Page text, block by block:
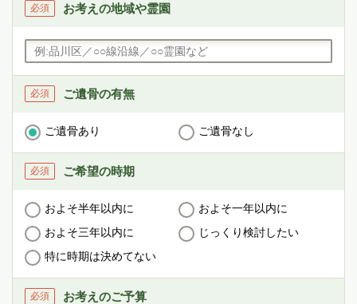
お考えの地域や霊園
必須
ご遺骨の有無
必須
ご遺骨あり ご遺骨なし
ご希望の時期
必須
およそ半年以内に
およそ一年以内に
およそ三年以内に
じっくり検討したい
特に時期は決めてない
お考えのご予算
必須